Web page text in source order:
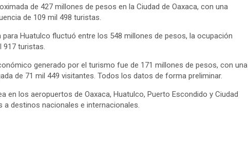
de 427 millones de pesos en la Ciudad de Oaxaca, con una
de 109 mil 498 turistas.
Huatulco fluctuó entre los 548 millones de pesos, la ocupación
917 turistas.
generado por el turismo fue de 171 millones de pesos, con una
de 71 mil 449 visitantes. Todos los datos de forma preliminar.
en los aeropuertos de Oaxaca, Huatulco, Puerto Escondido y Ciudad
destinos nacionales e internacionales.